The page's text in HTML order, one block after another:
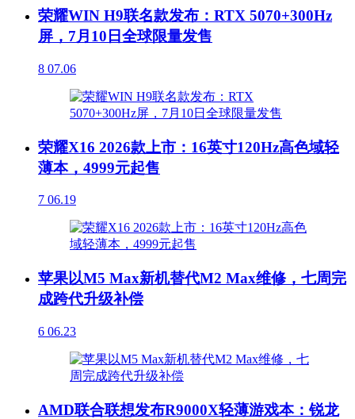
荣耀WIN H9联名款发布：RTX 5070+300Hz
屏，7月10日全球限量发售
8 07.06
荣耀X16 2026款上市：16英寸120Hz高色域轻
薄本，4999元起售
7 06.19
苹果以M5 Max新机替代M2 Max维修，七周完
成跨代升级补偿
6 06.23
AMD联合联想发布R9000X轻薄游戏本：锐龙